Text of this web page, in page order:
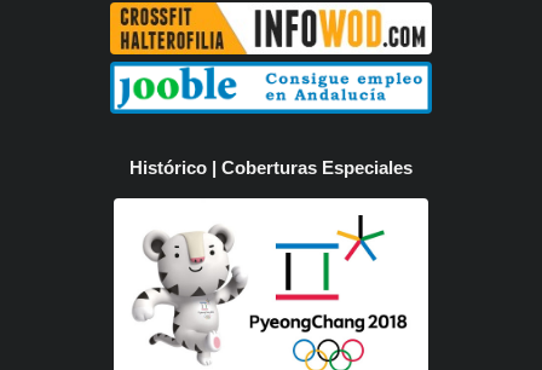
Histórico | Coberturas Especiales